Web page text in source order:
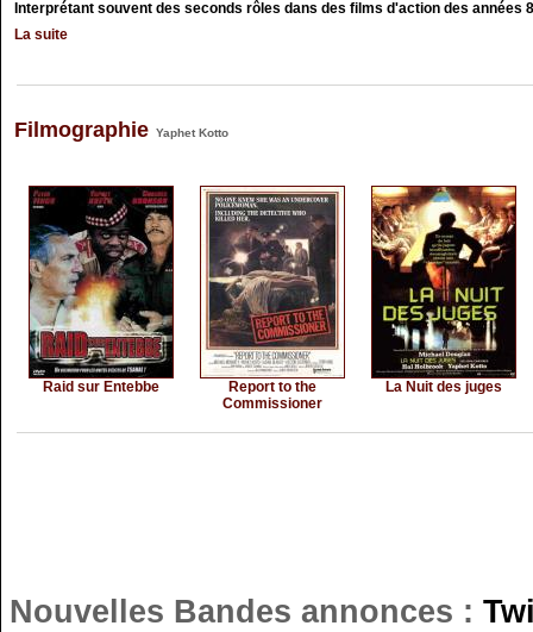
Interprétant souvent des seconds rôles dans des films d'action des années
La suite
Filmographie Yaphet Kotto
Raid sur Entebbe
Report to the
Commissioner
La Nuit des juges
Nouvelles Bandes annonces :